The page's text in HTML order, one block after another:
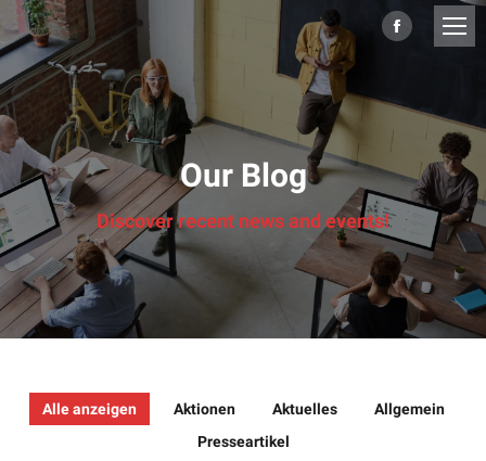
Facebook
opens
new
window
Our Blog
Discover recent news and events!
Alle anzeigen Aktionen Aktuelles
Allgemein
Presseartikel